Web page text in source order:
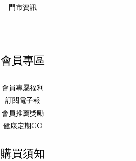
門市資訊
會員專區
會員專屬福利
訂閱電子報
會員推薦獎勵
健康定期GO
購買須知